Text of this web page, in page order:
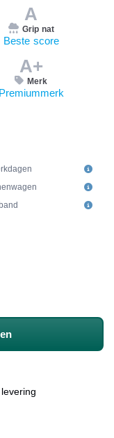
A
Grip nat
Beste score
A+
Merk
Premiummerk